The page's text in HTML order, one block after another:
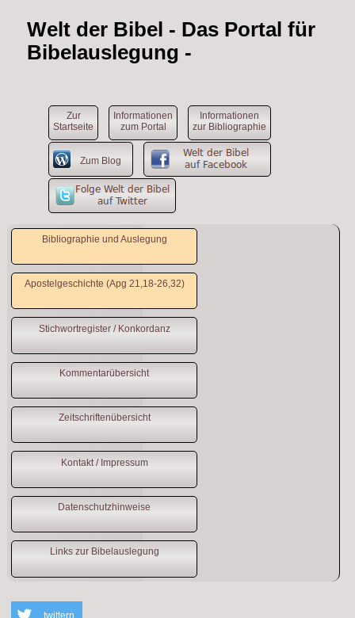
Welt der Bibel - Das Portal für
Bibelauslegung -
Zur
Startseite
Informationen
zum Portal
Informationen
zur Bibliographie
Zum Blog
Bibliographie und Auslegung
Apostelgeschichte (Apg 21,18-26,32)
Stichwortregister / Konkordanz
Kommentarübersicht
Zeitschriftenübersicht
Kontakt / Impressum
Datenschutzhinweise
Links zur Bibelauslegung
twittern